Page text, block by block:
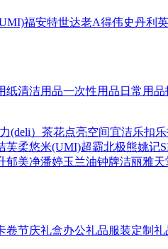
福安特世达老A得伟史丹利
纸清洁用品一次性用品 日常用品
(deli） 茶花点亮空间宜洁乐扣
芙柔悠米(UMI)超霸北极熊姚记
郁美净潘婷玉兰油钟牌洁丽雅天
卷节庆礼盒办公礼品服装定制 礼